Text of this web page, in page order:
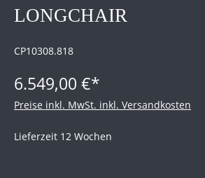
LONGCHAIR
CP10308.818
6.549,00 €*
Preise inkl. MwSt. inkl. Versandkosten
Lieferzeit 12 Wochen